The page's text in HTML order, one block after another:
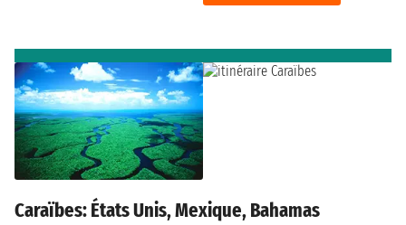
Caraïbes: États Unis, Mexique, Bahamas